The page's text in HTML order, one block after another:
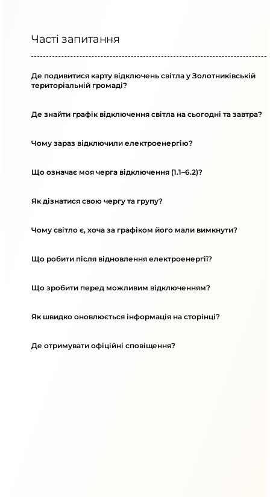
Часті запитання
Де подивитися карту відключень світла у Золотниківській
територіальній громаді?
Де знайти графік відключення світла на сьогодні та завтра?
Чому зараз відключили електроенергію?
Що означає моя черга відключення (1.1–6.2)?
Як дізнатися свою чергу та групу?
Чому світло є, хоча за графіком його мали вимкнути?
Що робити після відновлення електроенергії?
Що зробити перед можливим відключенням?
Як швидко оновлюється інформація на сторінці?
Де отримувати офіційні сповіщення?